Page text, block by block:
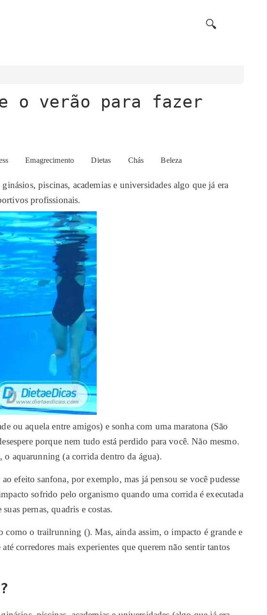
🔍
Emagrecimento Dietas Chás Beleza
o verão para fazer
piscinas, academias e universidades algo que já era
profissionais.
ou aquela entre amigos) e sonha com uma maratona (São
porque nem tudo está perdido para você. Não mesmo.
o aquarunning (a corrida dentro da água).
efeito sanfona, por exemplo, mas já pensou se você pudesse
sofrido pelo organismo quando uma corrida é executada
pernas, quadris e costas.
como o trailrunning (). Mas, ainda assim, o impacto é grande e
corredores mais experientes que querem não sentir tantos